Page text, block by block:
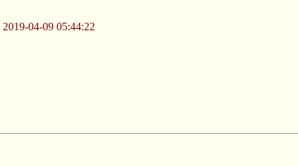
04-09 05:44:22